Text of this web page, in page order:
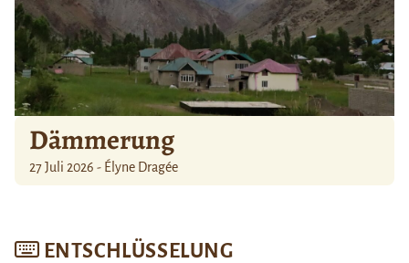
Dämmerung
27 Juli 2026 - Élyne Dragée
ENTSCHLÜSSELUNG